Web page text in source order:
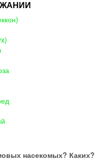
насекомых? Каких?